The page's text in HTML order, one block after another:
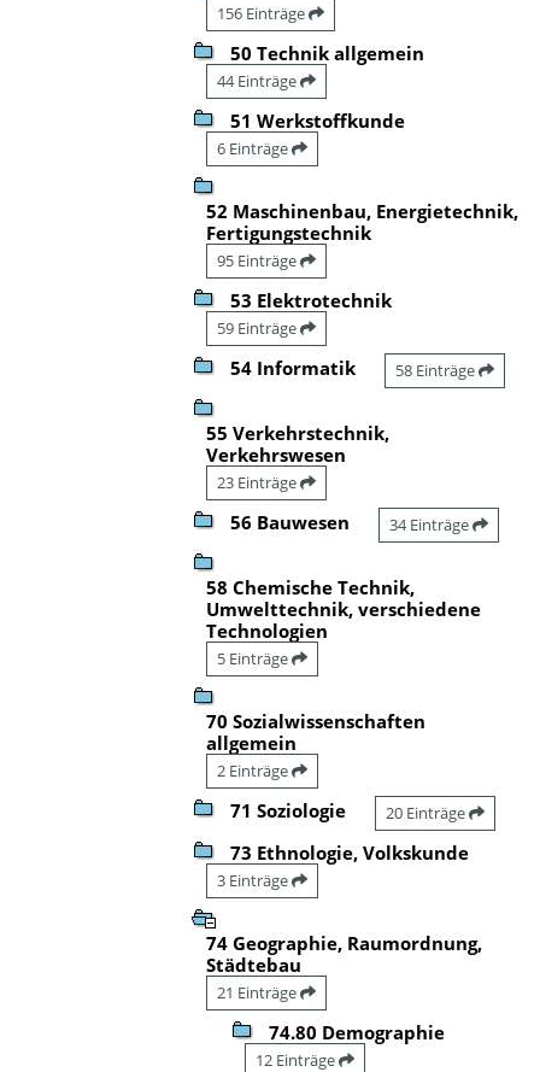
156 Einträge
50 Technik allgemein
44 Einträge
51 Werkstoffkunde
6 Einträge
52 Maschinenbau, Energietechnik,
Fertigungstechnik
95 Einträge
53 Elektrotechnik
59 Einträge
54 Informatik 58 Einträge
55 Verkehrstechnik,
Verkehrswesen
23 Einträge
56 Bauwesen 34 Einträge
58 Chemische Technik,
Umwelttechnik, verschiedene
Technologien
5 Einträge
70 Sozialwissenschaften
allgemein
2 Einträge
71 Soziologie 20 Einträge
73 Ethnologie, Volkskunde
3 Einträge
74 Geographie, Raumordnung,
Städtebau
21 Einträge
74.80 Demographie
12 Einträge